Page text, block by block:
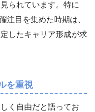
られています。特に
注目を集めた時期は、
したキャリア形成が求
を重視
く自由だと語ってお